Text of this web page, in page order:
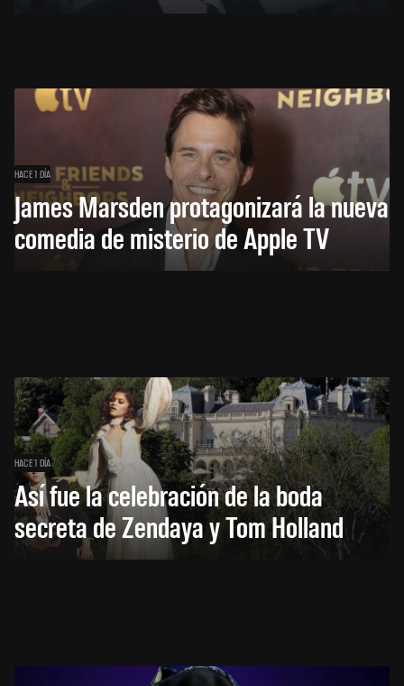
HACE 1 DÍA
James Marsden protagonizará la nueva
comedia de misterio de Apple TV
HACE 1 DÍA
Así fue la celebración de la boda
secreta de Zendaya y Tom Holland